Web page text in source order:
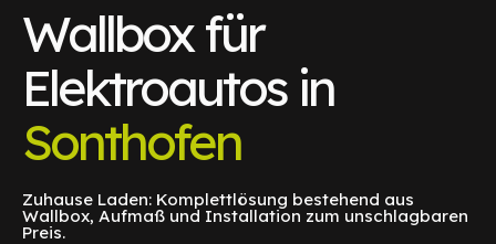
Wallbox für
Elektroautos in
Sonthofen
Zuhause Laden: Komplettlösung bestehend aus
Wallbox, Aufmaß und Installation zum unschlagbaren
Preis.